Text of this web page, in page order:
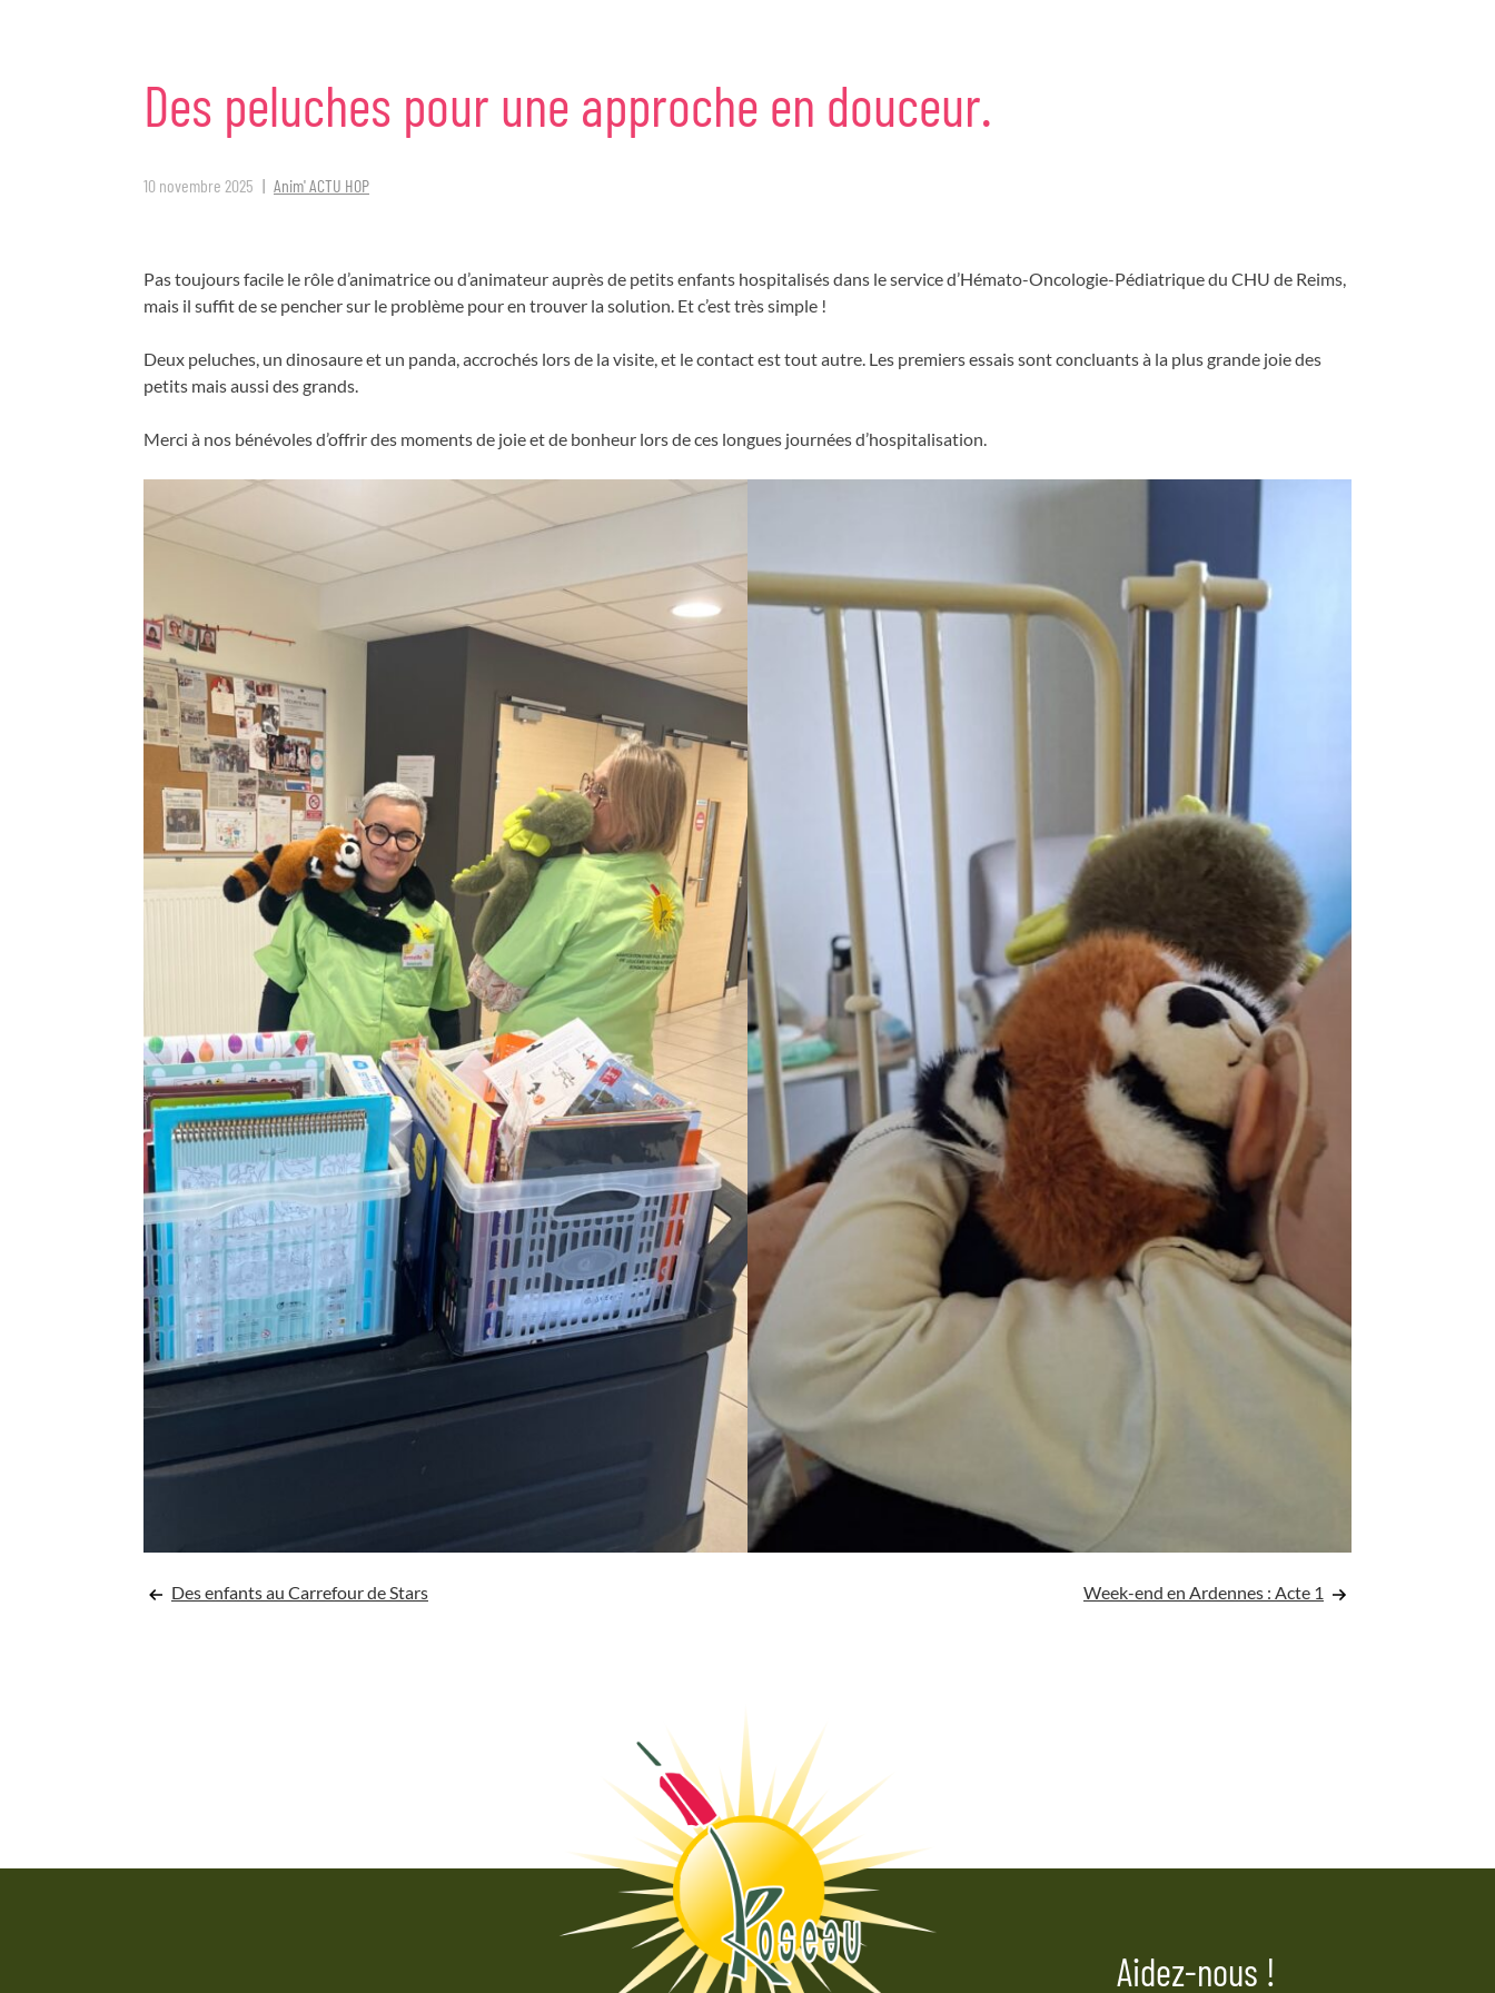
Des peluches pour une approche en douceur.
10 novembre 2025 Anim' ACTU HOP
Pas toujours facile le rôle d’animatrice ou d’animateur auprès de petits enfants hospitalisés dans le service d’Hémato-Oncologie-Pédiatrique du CHU de Reims,
mais il suffit de se pencher sur le problème pour en trouver la solution. Et c’est très simple !
Deux peluches, un dinosaure et un panda, accrochés lors de la visite, et le contact est tout autre. Les premiers essais sont concluants à la plus grande joie des
petits mais aussi des grands.
Merci à nos bénévoles d’offrir des moments de joie et de bonheur lors de ces longues journées d’hospitalisation.
Navigation
Des enfants au Carrefour de Stars Week-end en Ardennes : Acte 1
Aidez-nous !